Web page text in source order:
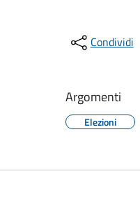
Condividi
Argomenti
Elezioni